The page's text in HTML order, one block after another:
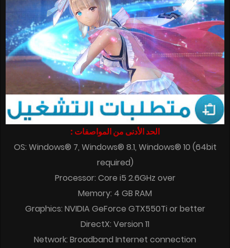
الحد الأدنى من المواصفات :
OS: Windows® 7, Windows® 8.1, Windows® 10 (64bit
required)
Processor: Core i5 2.6GHz over
Memory: 4 GB RAM
Graphics: NVIDIA GeForce GTX550Ti or better
DirectX: Version 11
Network: Broadband Internet connection